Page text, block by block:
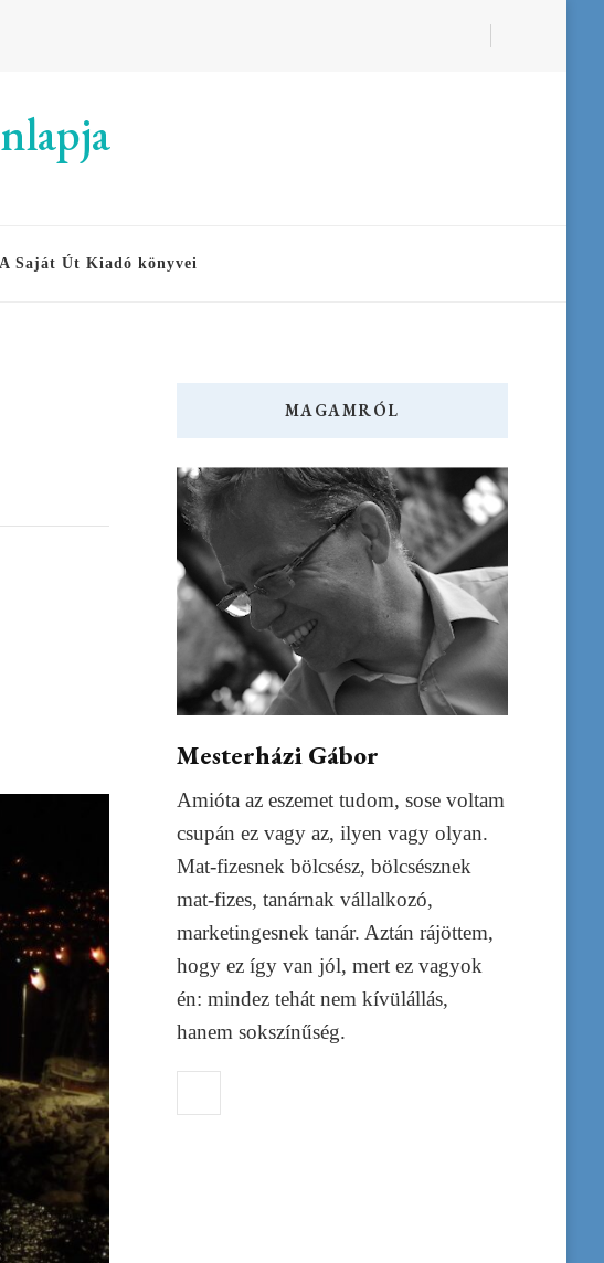
A Saját Út Kiadó könyvei
MAGAMRÓL
Mesterházi Gábor
Amióta az eszemet tudom, sose voltam
csupán ez vagy az, ilyen vagy olyan.
Mat-fizesnek bölcsész, bölcsésznek
mat-fizes, tanárnak vállalkozó,
marketingesnek tanár. Aztán rájöttem,
hogy ez így van jól, mert ez vagyok
én: mindez tehát nem kívülállás,
hanem sokszínűség.